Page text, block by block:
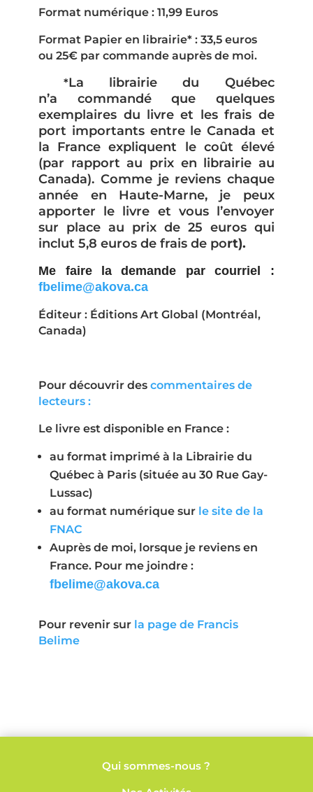
Format numérique : 11,99 Euros
Format Papier en librairie* : 33,5 euros
ou 25€ par commande auprès de moi.
*La librairie du Québec
n’a commandé que quelques
exemplaires du livre et les frais de
port importants entre le Canada et
la France expliquent le coût élevé
(par rapport au prix en librairie au
Canada). Comme je reviens chaque
année en Haute-Marne, je peux
apporter le livre et vous l’envoyer
sur place au prix de 25 euros qui
inclut 5,8 euros de frais de port).
Me faire la demande par courriel :
fbelime@akova.ca
Éditeur : Éditions Art Global (Montréal,
Canada)
Pour découvrir des commentaires de
lecteurs :
Le livre est disponible en France :
au format imprimé à la Librairie du
Québec à Paris (située au 30 Rue Gay-
Lussac)
au format numérique sur le site de la
FNAC
Auprès de moi, lorsque je reviens en
France. Pour me joindre :
fbelime@akova.ca
Pour revenir sur la page de Francis
Belime
Qui sommes-nous ?